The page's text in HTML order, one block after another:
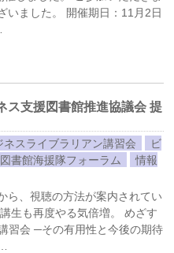
いました。 開催期日：11月2日
ス支援図書館推進協議会 提
ネスライブラリアン講習会
ビ
図書館海援隊フォーラム
情報
ら、視聴の方法が案内されてい
生も再度やる気倍増。 めざす
習会 ─その有用性と今後の期待